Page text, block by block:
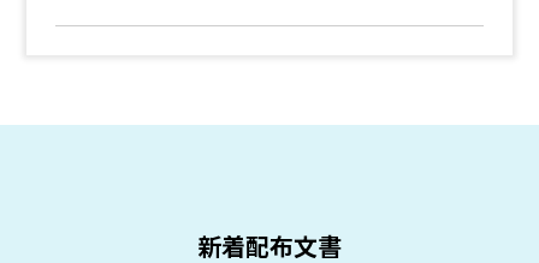
新着配布文書